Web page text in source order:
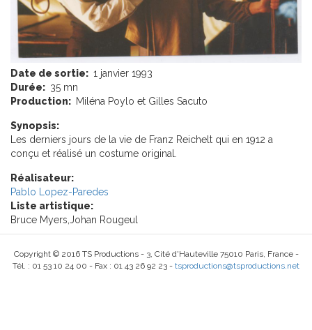
Date de sortie: 1 janvier 1993
Durée: 35 mn
Production: Miléna Poylo et Gilles Sacuto
Synopsis:
Les derniers jours de la vie de Franz Reichelt qui en 1912 a
conçu et réalisé un costume original.
Réalisateur:
Pablo Lopez-Paredes
Liste artistique:
Bruce Myers,Johan Rougeul
Copyright © 2016 TS Productions - 3, Cité d'Hauteville 75010 Paris, France -
Tél. : 01 53 10 24 00 - Fax : 01 43 26 92 23 - tsproductions@tsproductions.net